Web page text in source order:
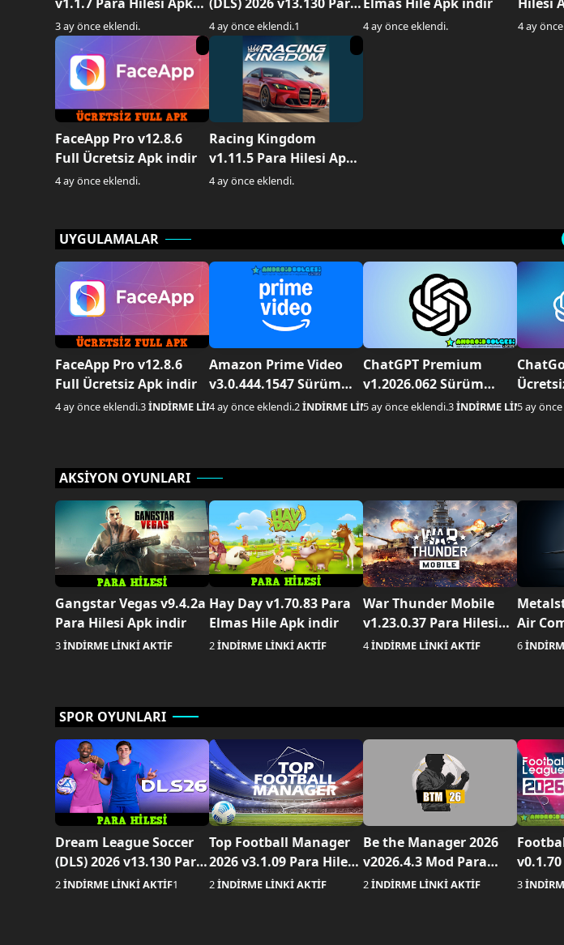
v1.1.7 Para Hilesi Apk
indir
3 ay önce eklendi.
(DLS) 2026 v13.130 Para
Hilesi Apk indir
4 ay önce eklendi.1
Elmas Hile Apk indir
4 ay önce eklendi.
Hilesi
4 ay
FaceApp Pro v12.8.6
Full Ücretsiz Apk indir
4 ay önce eklendi.
Racing Kingdom
v1.11.5 Para Hilesi Apk
indir
4 ay önce eklendi.
UYGULAMALAR
FaceApp Pro v12.8.6
Full Ücretsiz Apk indir
4 ay önce eklendi.3İNDİRME LİNKİ AKTİF
Amazon Prime Video
v3.0.444.1547 Sürüm
Premium Apk indir
4 ay önce eklendi.2İNDİRME LİNKİ AKTİF
ChatGPT Premium
v1.2026.062 Sürüm
Ücretsiz Apk indir
5 ay önce eklendi.3İNDİRME LİNKİ
5 ay
AKSİYON OYUNLARI
Gangstar Vegas v9.4.2a
Para Hilesi Apk indir
3İNDİRME LİNKİ AKTİF
Hay Day v1.70.83 Para
Elmas Hile Apk indir
2İNDİRME LİNKİ AKTİF
War Thunder Mobile
v1.23.0.37 Para Hilesi
Apk indir
4İNDİRME LİNKİ AKTİF
Air
6
SPOR OYUNLARI
Dream League Soccer
(DLS) 2026 v13.130 Para
Hilesi Apk indir
2İNDİRME LİNKİ AKTİF1
Top Football Manager
2026 v3.1.09 Para Hileli
Apk indir
2İNDİRME LİNKİ AKTİF
Be the Manager 2026
v2026.4.3 Mod Para
Hileli Apk indir
2İNDİRME LİNKİ AKTİF
Apk
3